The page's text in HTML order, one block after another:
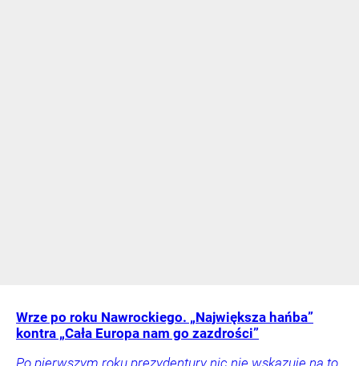
Wrze po roku Nawrockiego. „Największa hańba”
kontra „Cała Europa nam go zazdrości”